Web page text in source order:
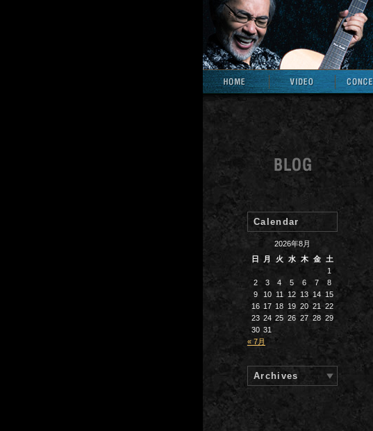
Calendar
2026年8月
日
月 火 水 木 金
土
1
2
3 4 5 6 7
8
9
10 11 12 13 14 15
16 17 18 19 20 21
22
23 24 25 26 27 28 29
30 31
« 7月
Archives